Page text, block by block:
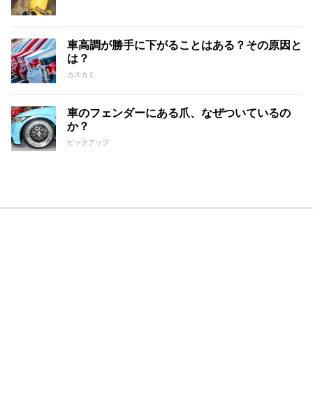
車高調が勝手に下がることはある？その原因と
は？
カスカミ
車のフェンダーにある爪、なぜついているの
か？
ピックアップ